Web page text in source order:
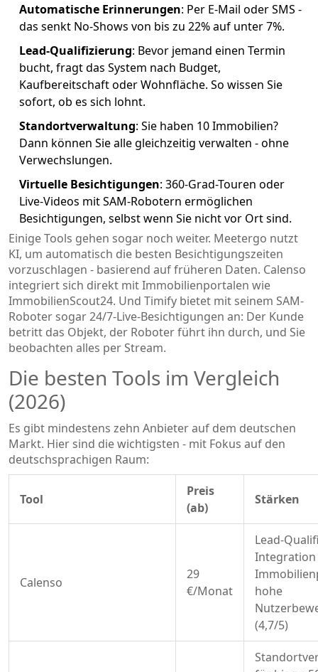
Automatische Erinnerungen: Per E-Mail oder SMS -
das senkt No-Shows von bis zu 22% auf unter 7%.
Lead-Qualifizierung: Bevor jemand einen Termin
bucht, fragt das System nach Budget,
Kaufbereitschaft oder Wohnfläche. So wissen Sie
sofort, ob es sich lohnt.
Standortverwaltung: Sie haben 10 Immobilien?
Dann können Sie alle gleichzeitig verwalten - ohne
Verwechslungen.
Virtuelle Besichtigungen: 360-Grad-Touren oder
Live-Videos mit SAM-Robotern ermöglichen
Besichtigungen, selbst wenn Sie nicht vor Ort sind.
Einige Tools gehen sogar noch weiter. Meetergo nutzt
KI, um automatisch die besten Besichtigungszeiten
vorzuschlagen - basierend auf früheren Daten. Calenso
integriert sich direkt mit Immobilienportalen wie
ImmobilienScout24. Und Timify bietet mit seinem SAM-
Roboter sogar 24/7-Live-Besichtigungen an: Der Kunde
betritt das Objekt, der Roboter führt ihn durch, und Sie
beobachten alles per Stream.
Die besten Tools im Vergleich
(2026)
Es gibt mindestens zehn Anbieter auf dem deutschen
Markt. Hier sind die wichtigsten - mit Fokus auf den
deutschsprachigen Raum:
Tool
Preis
(ab)
Stärken
Calenso
29
€/Monat
Lead-
hohe
(4,7/5)